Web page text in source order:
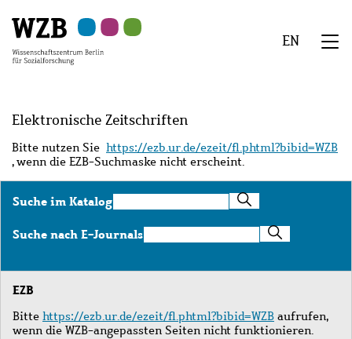
Hauptinhalt
springen
Navigation
springen
Suche
springen
Sekundärnavigation
springen
Fußzeile
springen
EN
Elektronische Zeitschriften
Bitte nutzen Sie https://ezb.ur.de/ezeit/fl.phtml?bibid=WZB
, wenn die EZB-Suchmaske nicht erscheint.
Suche im KatalogSuche
im
Katalog
Suche nach E-JournalsSuche
nach
Journals
EZB
Bitte https://ezb.ur.de/ezeit/fl.phtml?bibid=WZB aufrufen,
wenn die WZB-angepassten Seiten nicht funktionieren.